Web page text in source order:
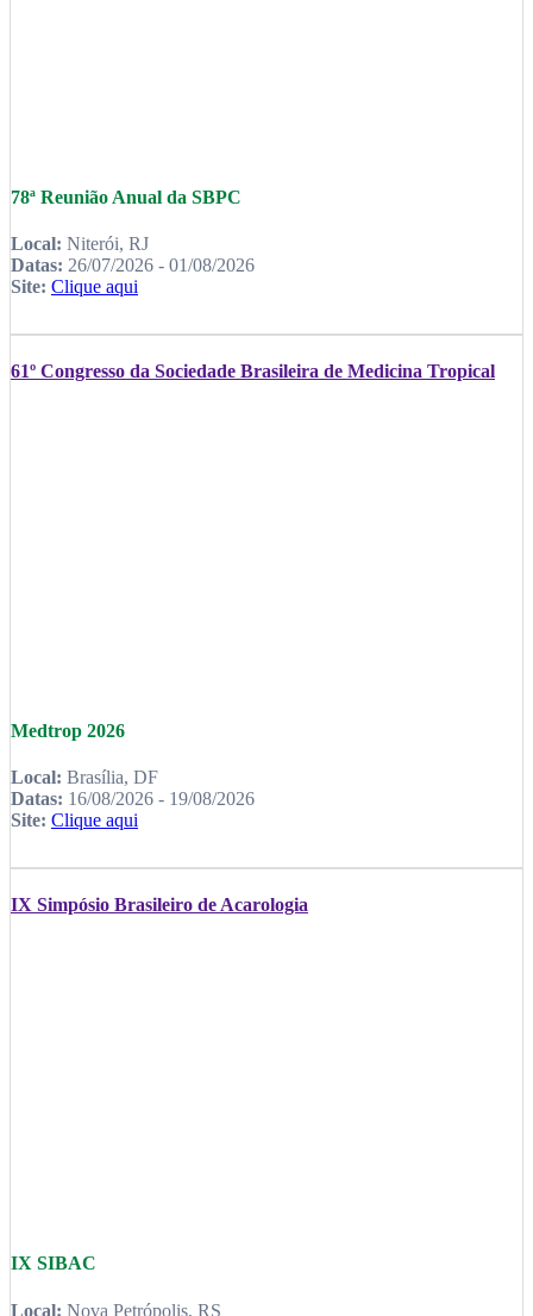
78ª Reunião Anual da SBPC
Local: Niterói, RJ
Datas: 26/07/2026 - 01/08/2026
Site: Clique aqui
61º Congresso da Sociedade Brasileira de Medicina Tropical
Medtrop 2026
Local: Brasília, DF
Datas: 16/08/2026 - 19/08/2026
Site: Clique aqui
IX Simpósio Brasileiro de Acarologia
IX SIBAC
Local: Nova Petrópolis, RS